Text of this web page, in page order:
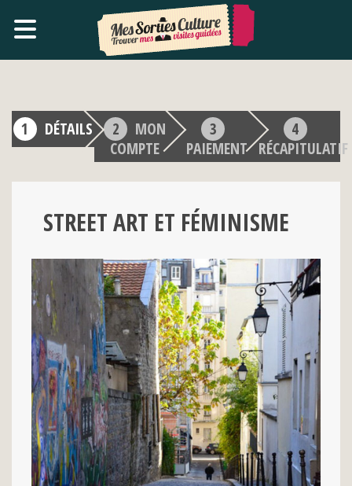
DÉTAILS
MON
COMPTE
PAIEMENT RÉCAPITULATIF
STREET ART ET FÉMINISME